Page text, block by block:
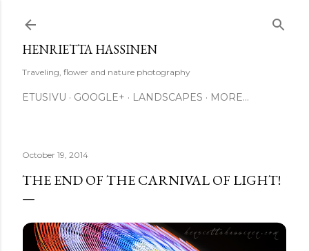
HENRIETTA HASSINEN
Traveling, flower and nature photography
ETUSIVU GOOGLE+ LANDSCAPES MORE…
October 19, 2014
THE END OF THE CARNIVAL OF LIGHT!